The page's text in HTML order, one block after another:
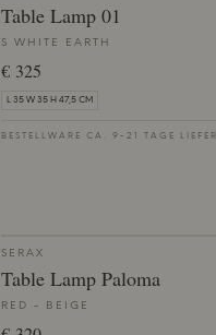
Table Lamp 01
S WHITE EARTH
€ 325
L 35 W 35 H 47,5 CM
BESTELLWARE CA. 9-21 TAGE
SERAX
Table Lamp Paloma
RED - BEIGE